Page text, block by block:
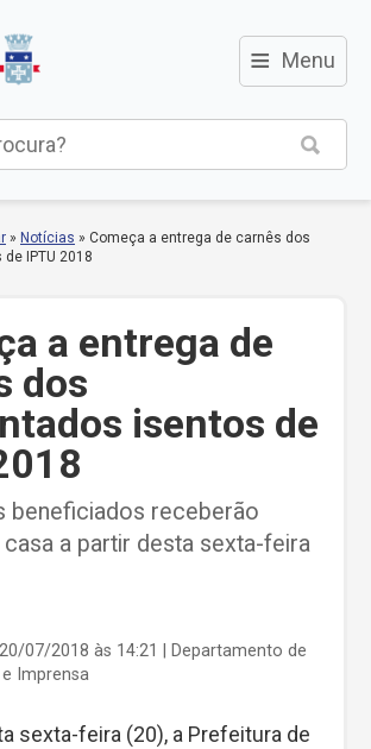
≡ Menu
» Notícias » Começa a entrega de carnês dos
IPTU 2018
a entrega de
dos
isentos de
beneficiados receberão
a partir desta sexta-feira
07/2018 às 14:21
| Departamento de
Imprensa
sexta-feira (20), a Prefeitura de